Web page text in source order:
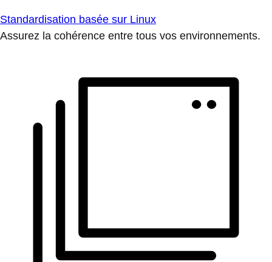
Standardisation basée sur Linux
Assurez la cohérence entre tous vos environnements.